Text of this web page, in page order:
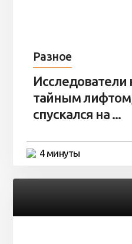
Разное
тайным
спускался на ...
4 минуты